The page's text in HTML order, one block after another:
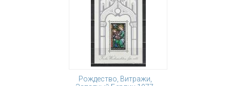
Рождество, Витражи,